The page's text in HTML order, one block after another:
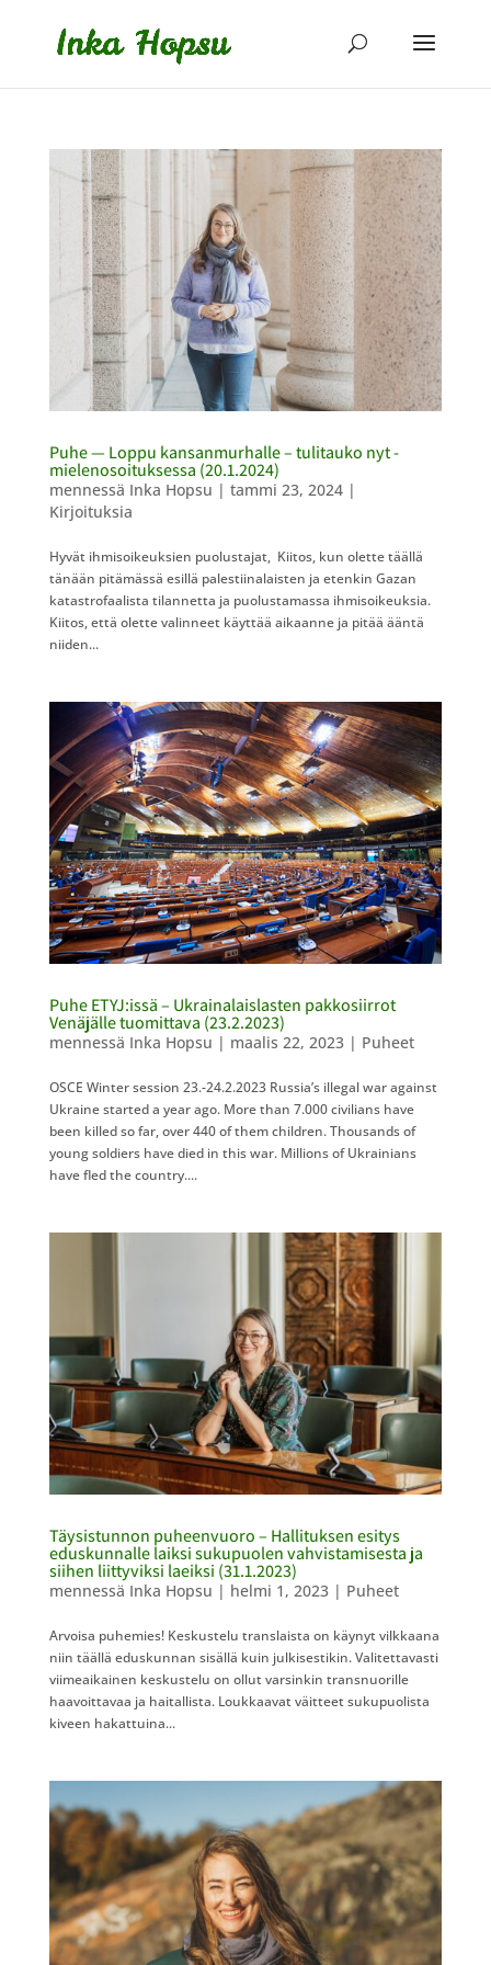
Puhe — Loppu kansanmurhalle – tulitauko nyt -
mielenosoituksessa (20.1.2024)
mennessä Inka Hopsu | tammi 23, 2024|
Kirjoituksia
Hyvät ihmisoikeuksien puolustajat, Kiitos, kun olette täällä
tänään pitämässä esillä palestiinalaisten ja etenkin Gazan
katastrofaalista tilannetta ja puolustamassa ihmisoikeuksia.
Kiitos, että olette valinneet käyttää aikaanne ja pitää ääntä
niiden...
Puhe ETYJ:issä – Ukrainalaislasten pakkosiirrot
Venäjälle tuomittava (23.2.2023)
mennessä Inka Hopsu | maalis 22, 2023| Puheet
OSCE Winter session 23.-24.2.2023 Russia’s illegal war against
Ukraine started a year ago. More than 7.000 civilians have
been killed so far, over 440 of them children. Thousands of
young soldiers have died in this war. Millions of Ukrainians
have fled the country....
Täysistunnon puheenvuoro – Hallituksen esitys
eduskunnalle laiksi sukupuolen vahvistamisesta ja
siihen liittyviksi laeiksi (31.1.2023)
mennessä Inka Hopsu | helmi 1, 2023| Puheet
Arvoisa puhemies! Keskustelu translaista on käynyt vilkkaana
niin täällä eduskunnan sisällä kuin julkisestikin. Valitettavasti
viimeaikainen keskustelu on ollut varsinkin transnuorille
haavoittavaa ja haitallista. Loukkaavat väitteet sukupuolista
kiveen hakattuina...